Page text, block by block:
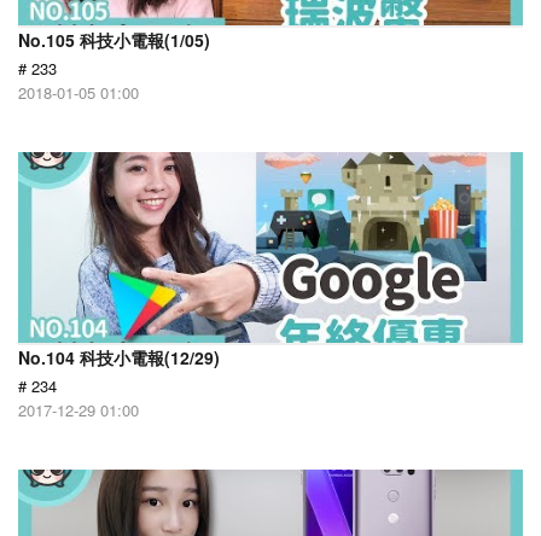
No.105 科技小電報(1/05)
# 233
2018-01-05 01:00
No.104 科技小電報(12/29)
# 234
2017-12-29 01:00